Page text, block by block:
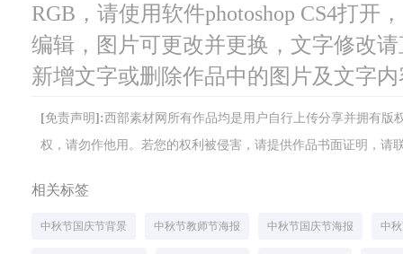
RGB，请使用软件photoshop CS4打开
编辑，图片可更改并更换，文字修改
新增文字或删除作品中的图片及文字
[免责声明]:西部素材网所有作品均是用户自行上传分享并拥有
权，请勿作他用。若您的权利被侵害，请提供作品书面证明，请
相关标签
中秋节国庆节背景 中秋节教师节海报 中秋节国庆节海报 中